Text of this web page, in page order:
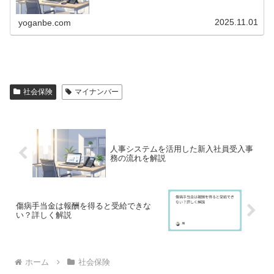
yoganbe.com 2025.11.01
社会保険 マイナンバー
人事システムを活用した新入社員受入事
務の流れを解説
傷病手当金は報酬を得ると受給できな
い？詳しく解説
ホーム 社会保険